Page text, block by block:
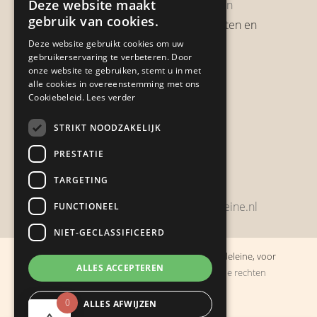
Garantie & Retourneren
Verzendbeleid, verzendkosten en
verzendtijden
Heb je een klacht?
Zwijnsbergenstraat 154
bestelling@boulevarddelamadeleine.nl
© Copyright 2019 - 2026Boulevard de la Madeleine, voor
cadeaus die je stiekem liever zelf houdt· Alle rechten
voorbehouden
Ontwikkeling door
0
Deze website maakt
gebruik van cookies.
Deze website gebruikt cookies om uw
gebruikerservaring te verbeteren. Door
onze website te gebruiken, stemt u in met
alle cookies in overeenstemming met ons
Cookiebeleid. Lees verder
STRIKT NOODZAKELIJK
PRESTATIE
TARGETING
FUNCTIONEEL
NIET-GECLASSIFICEERD
ALLES ACCEPTEREN
ALLES AFWIJZEN